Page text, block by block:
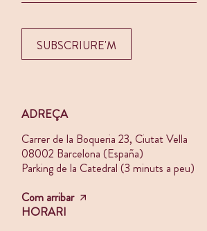
ADREÇA
Carrer de la Boqueria 23, Ciutat Vella
08002 Barcelona (España)
Parking de la Catedral (3 minuts a peu)
Com arribar
HORARI